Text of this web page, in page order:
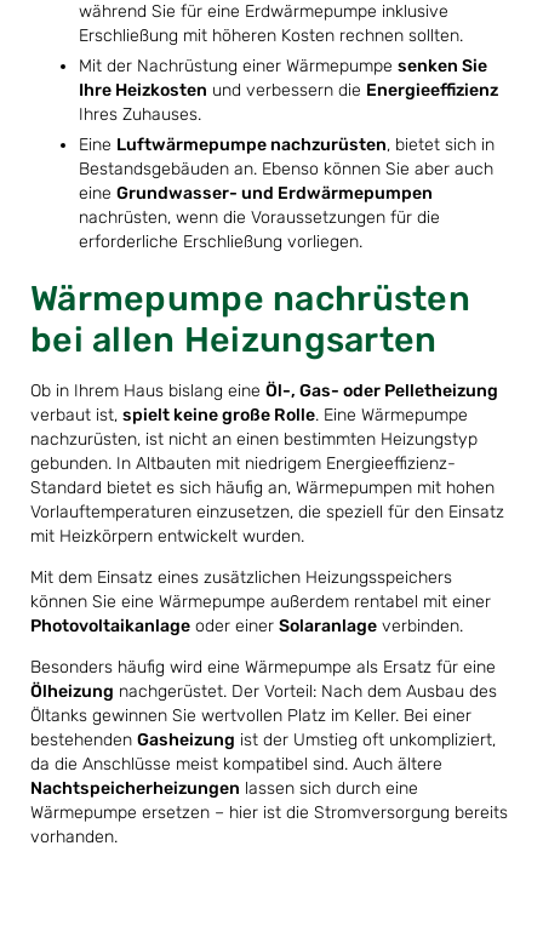
während Sie für eine Erdwärmepumpe inklusive
Erschließung mit höheren Kosten rechnen sollten.
Mit der Nachrüstung einer Wärmepumpe senken Sie
Ihre Heizkosten und verbessern die Energieeffizienz
Ihres Zuhauses.
Eine Luftwärmepumpe nachzurüsten, bietet sich in
Bestandsgebäuden an. Ebenso können Sie aber auch
eine Grundwasser- und Erdwärmepumpen
nachrüsten, wenn die Voraussetzungen für die
erforderliche Erschließung vorliegen.
Wärmepumpe nachrüsten
bei allen Heizungsarten
Ob in Ihrem Haus bislang eine Öl-, Gas- oder Pelletheizung
verbaut ist, spielt keine große Rolle. Eine Wärmepumpe
nachzurüsten, ist nicht an einen bestimmten Heizungstyp
gebunden. In Altbauten mit niedrigem Energieeffizienz-
Standard bietet es sich häufig an, Wärmepumpen mit hohen
Vorlauftemperaturen einzusetzen, die speziell für den Einsatz
mit Heizkörpern entwickelt wurden.
Mit dem Einsatz eines zusätzlichen Heizungsspeichers
können Sie eine Wärmepumpe außerdem rentabel mit einer
Photovoltaikanlage oder einer Solaranlage verbinden.
Besonders häufig wird eine Wärmepumpe als Ersatz für eine
Ölheizung nachgerüstet. Der Vorteil: Nach dem Ausbau des
Öltanks gewinnen Sie wertvollen Platz im Keller. Bei einer
bestehenden Gasheizung ist der Umstieg oft unkompliziert,
da die Anschlüsse meist kompatibel sind. Auch ältere
Nachtspeicherheizungen lassen sich durch eine
Wärmepumpe ersetzen – hier ist die Stromversorgung bereits
vorhanden.